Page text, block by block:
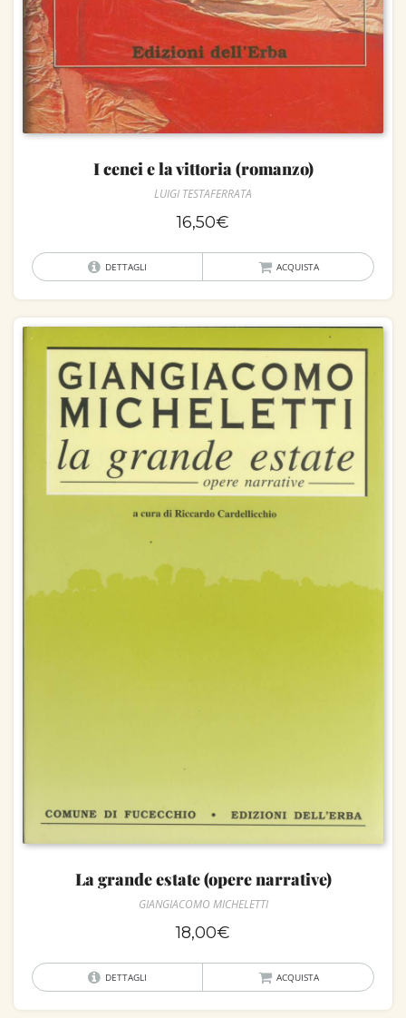
I cenci e la vittoria (romanzo)
LUIGI TESTAFERRATA
16,50€
DETTAGLI ACQUISTA
La grande estate (opere narrative)
GIANGIACOMO MICHELETTI
18,00€
DETTAGLI ACQUISTA